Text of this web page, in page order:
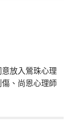
放入鶯珠心理
、尚恩心理師